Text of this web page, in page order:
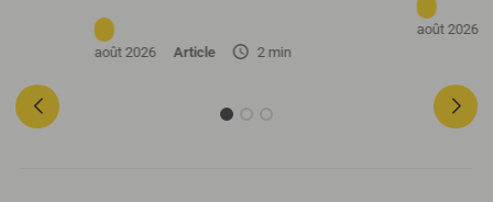
août 2026 Article 2 min
août 2026